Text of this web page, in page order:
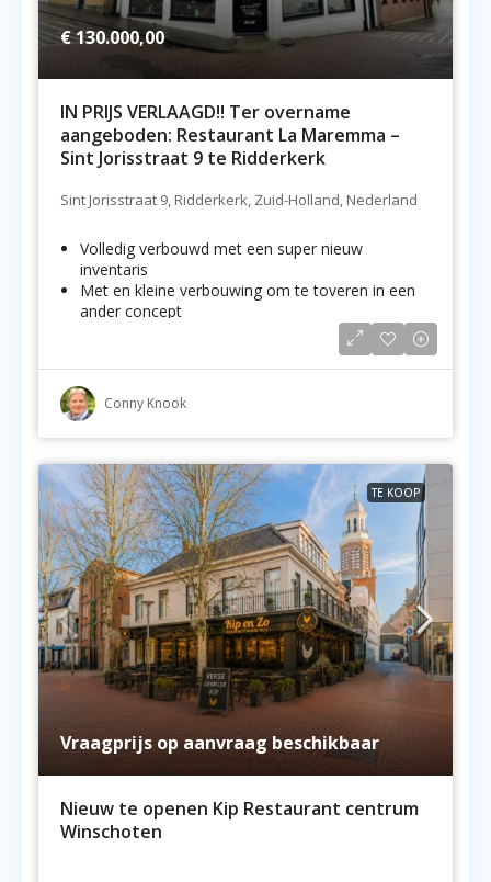
€ 130.000,00
IN PRIJS VERLAAGD!! Ter overname
aangeboden: Restaurant La Maremma –
Sint Jorisstraat 9 te Ridderkerk
Sint Jorisstraat 9, Ridderkerk, Zuid-Holland, Nederland
Volledig verbouwd met een super nieuw
inventaris
Met en kleine verbouwing om te toveren in een
ander concept
Conny Knook
TE KOOP
Vraagprijs op aanvraag beschikbaar
Nieuw te openen Kip Restaurant centrum
Winschoten